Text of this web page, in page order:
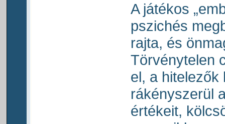
A játékos
pszichés
rajta, és
Törvénytelen
el, a hitelezők
rákényszerül
értékeit,